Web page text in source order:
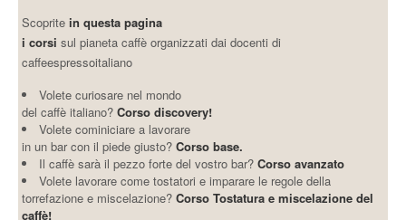
Scopritein questa pagina
i corsi sul pianeta caffè organizzati dai docenti di
caffeespressoitaliano
Volete curiosare nel mondo
del caffè italiano? Corso discovery!
Volete cominiciare a lavorare
in un bar con il piede giusto? Corso base.
Il caffè sarà il pezzo forte del vostro bar?Corso avanzato
Volete lavorare come tostatori e imparare le regole della
torrefazione e miscelazione?Corso Tostatura e miscelazione del
caffè!